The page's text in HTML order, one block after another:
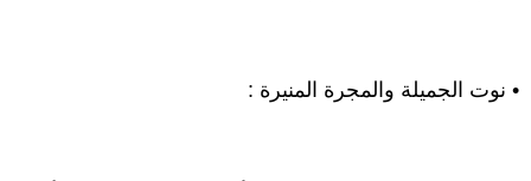
• نوت الجميلة والمجرة المنيرة :